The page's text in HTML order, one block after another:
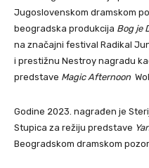
Jugoslovenskom dramskom
beogradska produkcija Bog je
na značajni festival Radikal
i prestižnu Nestroy nagradu
predstave Magic Afternoon
Godine 2023. nagrađen je
Stupica za režiju predstave
Beogradskom dramskom